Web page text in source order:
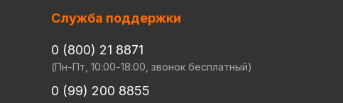
Служба поддержки
0 (800) 21 8871
(Пн-Пт, 10:00-18:00, звонок бесплатный)
0 (99) 200 8855